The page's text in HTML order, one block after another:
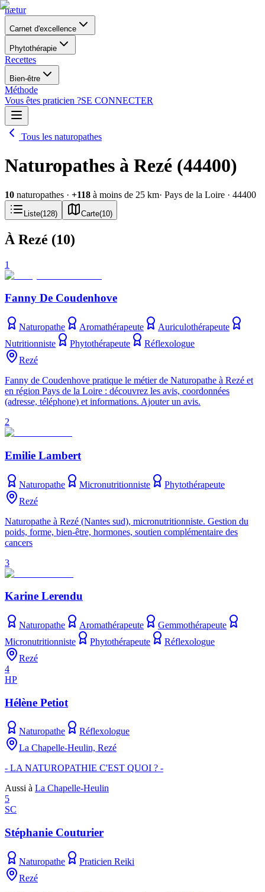
nætur
Carnet d'excellence
Phytothérapie
Recettes
Bien-être
Méthode
Vous êtes praticien ?SE CONNECTER
Tous les naturopathes
Naturopathes à Rezé (44400)
10 naturopathes · +118 à moins de 25 km· Pays de la Loire · 44400
Liste(128) Carte(10)
À Rezé (10)
1
Fanny De Coudenhove
Naturopathe Aromathérapeute
Auriculothérapeute
Nutritionniste
Phytothérapeute
Réflexologue
Rezé
Fanny de Coudenhove pratique le métier de Naturopathe à Rezé et
en région Pays de la Loire : découvrez les avis, coordonnées
(adresse, téléphone) et informations. Ajouter un avis.
2
Emilie Lambert
Naturopathe Micronutritionniste
Phytothérapeute
Rezé
Naturopathe à Rezé (Nantes sud), micronutritionniste. Gestion du
poids, forme, bien-être, hormones, soutien complémentaire des
cancers
3
Karine Lerendu
Naturopathe Aromathérapeute
Gemmothérapeute
Micronutritionniste
Phytothérapeute
Réflexologue
Rezé
4
HP
Hélène Petiot
Naturopathe
Réflexologue
La Chapelle-Heulin, Rezé
- LA NATUROPATHIE C'EST QUOI ? -
Aussi à La Chapelle-Heulin
5
SC
Stéphanie Couturier
Naturopathe
Praticien Reiki
Rezé